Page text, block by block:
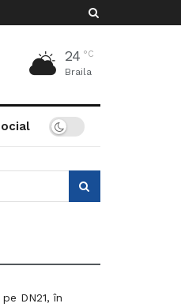
24 °C
Braila
DN21, în